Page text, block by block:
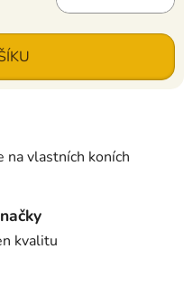
vlastních koních
kvalitu